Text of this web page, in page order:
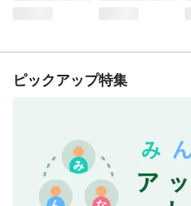
ピックアップ特集